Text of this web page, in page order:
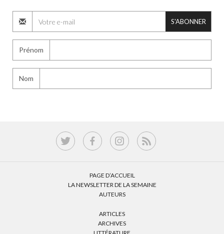
S'ABONNER
Prénom
Nom
PAGE D’ACCUEIL
LA NEWSLETTER DE LA SEMAINE
AUTEURS
ARTICLES
ARCHIVES